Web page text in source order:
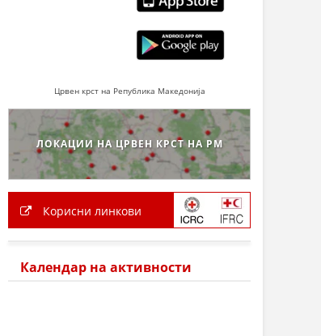
Црвен крст на Република Македонија
ЛОКАЦИИ НА ЦРВЕН КРСТ НА РМ
Корисни линкови
Календар на активности